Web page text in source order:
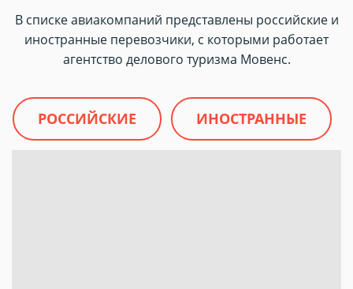
В списке авиакомпаний представлены российские и
иностранные перевозчики, с которыми работает
агентство делового туризма Мовенс.
РОССИЙСКИЕ ИНОСТРАННЫЕ